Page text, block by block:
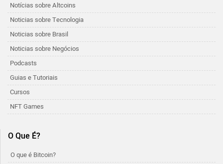
Notícias sobre Altcoins
Noticias sobre Tecnologia
Noticias sobre Brasil
Noticias sobre Negócios
Podcasts
Guias e Tutoriais
Cursos
NFT Games
O Que É?
O que é Bitcoin?